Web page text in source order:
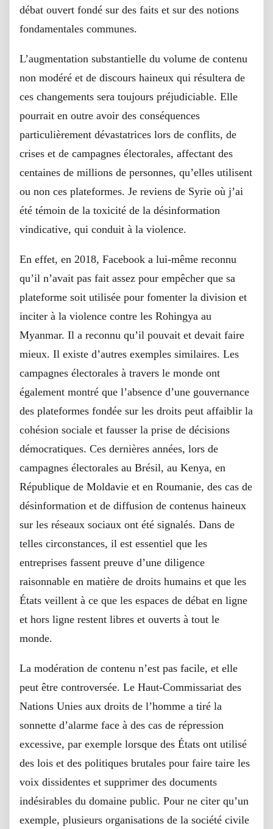
débat ouvert fondé sur des faits et sur des notions
fondamentales communes.
L’augmentation substantielle du volume de contenu
non modéré et de discours haineux qui résultera de
ces changements sera toujours préjudiciable. Elle
pourrait en outre avoir des conséquences
particulièrement dévastatrices lors de conflits, de
crises et de campagnes électorales, affectant des
centaines de millions de personnes, qu’elles utilisent
ou non ces plateformes. Je reviens de Syrie où j’ai
été témoin de la toxicité de la désinformation
vindicative, qui conduit à la violence.
En effet, en 2018, Facebook a lui-même reconnu
qu’il n’avait pas fait assez pour empêcher que sa
plateforme soit utilisée pour fomenter la division et
inciter à la violence contre les Rohingya au
Myanmar. Il a reconnu qu’il pouvait et devait faire
mieux. Il existe d’autres exemples similaires. Les
campagnes électorales à travers le monde ont
également montré que l’absence d’une gouvernance
des plateformes fondée sur les droits peut affaiblir la
cohésion sociale et fausser la prise de décisions
démocratiques. Ces dernières années, lors de
campagnes électorales au Brésil, au Kenya, en
République de Moldavie et en Roumanie, des cas de
désinformation et de diffusion de contenus haineux
sur les réseaux sociaux ont été signalés. Dans de
telles circonstances, il est essentiel que les
entreprises fassent preuve d’une diligence
raisonnable en matière de droits humains et que les
États veillent à ce que les espaces de débat en ligne
et hors ligne restent libres et ouverts à tout le
monde.
La modération de contenu n’est pas facile, et elle
peut être controversée. Le Haut-Commissariat des
Nations Unies aux droits de l’homme a tiré la
sonnette d’alarme face à des cas de répression
excessive, par exemple lorsque des États ont utilisé
des lois et des politiques brutales pour faire taire les
voix dissidentes et supprimer des documents
indésirables du domaine public. Pour ne citer qu’un
exemple, plusieurs organisations de la société civile